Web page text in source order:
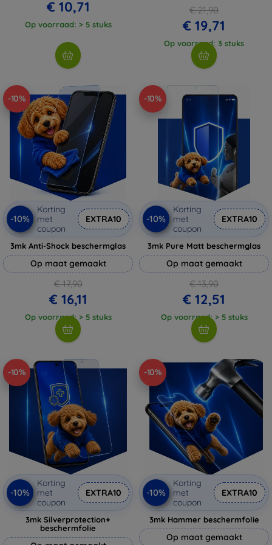
€ 10,71
Op voorraad: > 5 stuks
€ 21,90
€ 19,71
Op voorraad: 3 stuks
-10%
-10%
Korting
met
coupon
EXTRA10
3mk Anti-Shock beschermglas
Op maat gemaakt
€ 17,90
€ 16,11
Op voorraad: > 5 stuks
-10%
-10%
Korting
met
coupon
EXTRA10
3mk Pure Matt beschermglas
Op maat gemaakt
€ 13,90
€ 12,51
Op voorraad: > 5 stuks
-10%
-10%
Korting
met
coupon
EXTRA10
3mk Silverprotection+
beschermfolie
-10%
-10%
Korting
met
coupon
EXTRA10
3mk Hammer beschermfolie
Op maat gemaakt